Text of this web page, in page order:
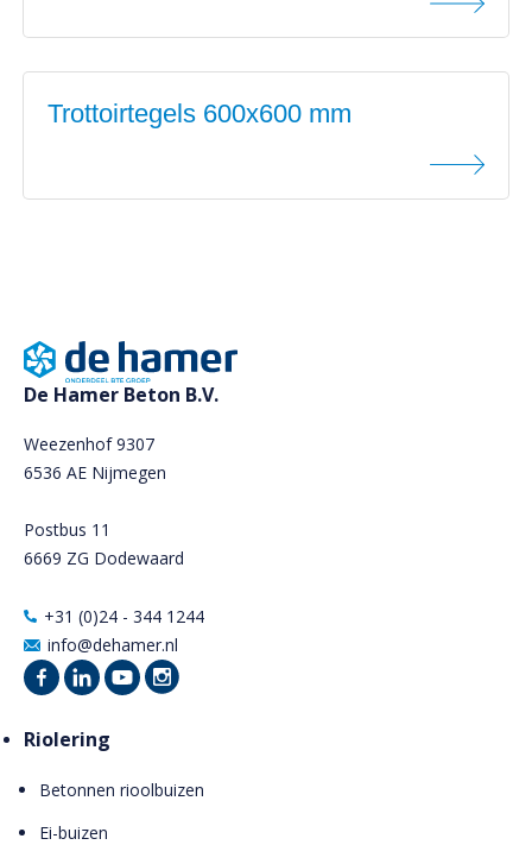
Trottoirtegels 600x600 mm
De Hamer Beton B.V.
Weezenhof 9307
6536 AE Nijmegen
Postbus 11
6669 ZG Dodewaard
+31 (0)24 - 344 1244
info@dehamer.nl
Riolering
Betonnen rioolbuizen
Ei-buizen